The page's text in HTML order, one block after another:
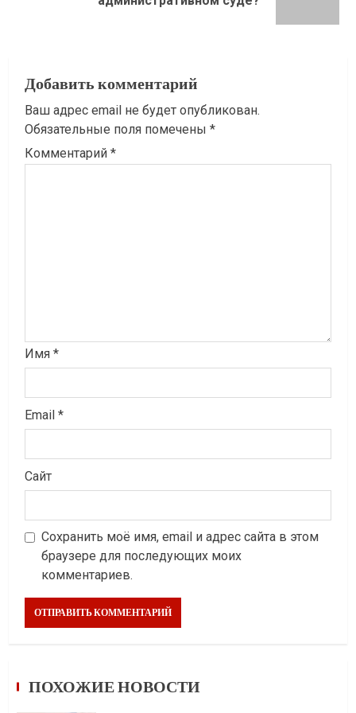
Добавить комментарий
Ваш адрес email не будет опубликован.
Обязательные поля помечены *
Комментарий *
Имя *
Email *
Сайт
Сохранить моё имя, email и адрес сайта в этом
браузере для последующих моих
комментариев.
ПОХОЖИЕ НОВОСТИ